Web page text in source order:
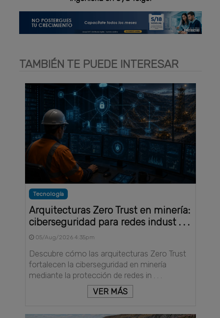
TAMBIÉN TE PUEDE INTERESAR
Tecnología
Arquitecturas Zero Trust en minería:
ciberseguridad para redes indust . . .
05/Aug/2026 4:35pm
Descubre cómo las arquitecturas Zero Trust
fortalecen la ciberseguridad en minería
mediante la protección de redes in . . .
VER MÁS